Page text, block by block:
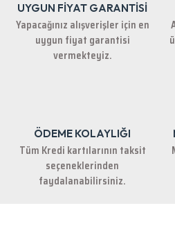
Ürün bilgilerinde hatalar bulunuyor.
Ürün fiyatı diğer sitelerden daha pahalı.
Bu ürüne benzer farklı alternatifler
UYGUN FİYAT GARANTİSİ
Yapacağınız alışverişler için en
uygun fiyat garantisi
vermekteyiz.
ÖDEME KOLAYLIĞI
Tüm Kredi kartılarının taksit
seçeneklerinden
faydalanabilirsiniz.